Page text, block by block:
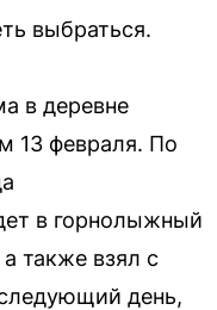
выбраться.
в деревне
13 февраля. По
в горнолыжный
также взял с
день,